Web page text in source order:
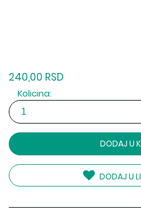
240,00 RSD
Kolicina:
DODAJ U
DODAJ U